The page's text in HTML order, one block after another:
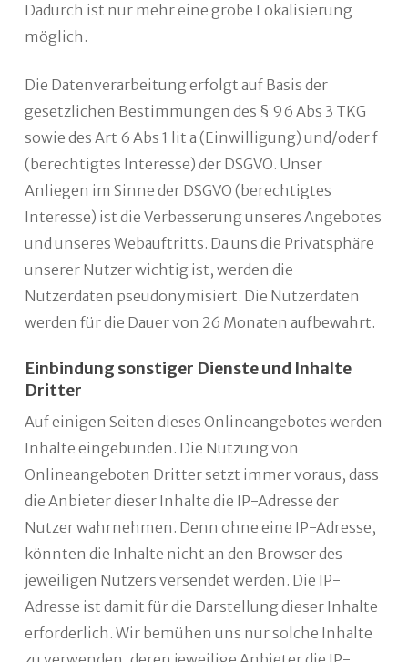
Dadurch ist nur mehr eine grobe Lokalisierung
möglich.
Die Datenverarbeitung erfolgt auf Basis der
gesetzlichen Bestimmungen des § 96 Abs 3 TKG
sowie des Art 6 Abs 1 lit a (Einwilligung) und/oder f
(berechtigtes Interesse) der DSGVO. Unser
Anliegen im Sinne der DSGVO (berechtigtes
Interesse) ist die Verbesserung unseres Angebotes
und unseres Webauftritts. Da uns die Privatsphäre
unserer Nutzer wichtig ist, werden die
Nutzerdaten pseudonymisiert. Die Nutzerdaten
werden für die Dauer von 26 Monaten aufbewahrt.
Einbindung sonstiger Dienste und Inhalte
Dritter
Auf einigen Seiten dieses Onlineangebotes werden
Inhalte eingebunden. Die Nutzung von
Onlineangeboten Dritter setzt immer voraus, dass
die Anbieter dieser Inhalte die IP-Adresse der
Nutzer wahrnehmen. Denn ohne eine IP-Adresse,
könnten die Inhalte nicht an den Browser des
jeweiligen Nutzers versendet werden. Die IP-
Adresse ist damit für die Darstellung dieser Inhalte
erforderlich. Wir bemühen uns nur solche Inhalte